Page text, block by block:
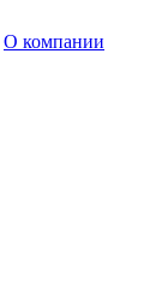
О компании